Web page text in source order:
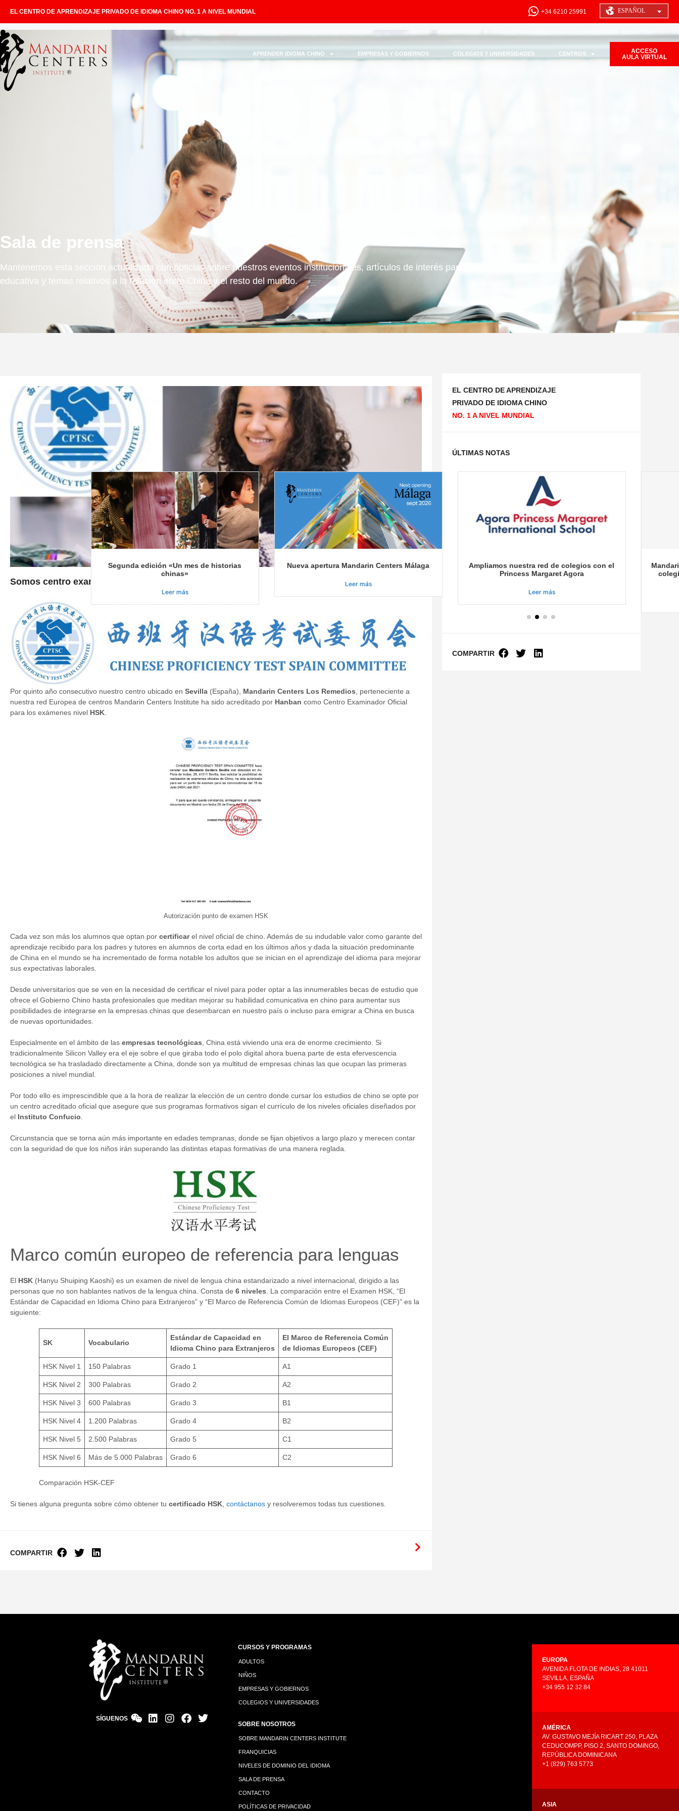
EL CENTRO DE APRENDIZAJE PRIVADO DE IDIOMA CHINO NO. 1 A NIVEL MUNDIAL +34 6210 25991 ESPAÑOL
APRENDER IDIOMA CHINO EMPRESAS Y GOBIERNOS COLEGIOS Y UNIVERSIDADES CENTROS
ACCESO
AULA VIRTUAL
Sala de prensa
Mantenemos esta sección actualizada con noticias sobre nuestros eventos institucionales, artículos de interés para nuestra comunidad
educativa y temas relativos a la relación entre China y el resto del mundo.
Somos centro examinador oficial HSK 2021
Por quinto año consecutivo nuestro centro ubicado en Sevilla (España), Mandarin Centers Los Remedios , perteneciente a
nuestra red Europea de centros Mandarin Centers Institute ha sido acreditado por Hanban como Centro Examinador Oficial
para los exámenes nivel HSK
Autorización punto de examen HSK
Cada vez son más los alumnos que optan por certificarel nivel oficial de chino. Además de su indudable valor como garante del
aprendizaje recibido para los padres y tutores en alumnos de corta edad en los últimos años y dada la situación predominante
de China en el mundo se ha incrementado de forma notable los adultos que se inician en el aprendizaje del idioma para mejorar
sus expectativas laborales.
Desde universitarios que se ven en la necesidad de certificar el nivel para poder optar a las innumerables becas de estudio que
ofrece el Gobierno Chino hasta profesionales que meditan mejorar su habilidad comunicativa en chino para aumentar sus
posibilidades de integrarse en la empresas chinas que desembarcan en nuestro país o incluso para emigrar a China en busca
de nuevas oportunidades.
Especialmente en el ámbito de las empresas tecnológicas , China está viviendo una era de enorme crecimiento. Si
tradicionalmente Silicon Valley era el eje sobre el que giraba todo el polo digital ahora buena parte de esta efervescencia
tecnológica se ha trasladado directamente a China, donde son ya multitud de empresas chinas las que ocupan las primeras
posiciones a nivel mundial.
Por todo ello es imprescindible que a la hora de realizar la elección de un centro donde cursar los estudios de chino se opte por
un centro acreditado oficial que asegure que sus programas formativos sigan el currículo de los niveles oficiales diseñados por
el Instituto Confucio
Circunstancia que se torna aún más importante en edades tempranas, donde se fijan objetivos a largo plazo y merecen contar
con la seguridad de que los niños irán superando las distintas etapas formativas de una manera reglada.
Marco común europeo de referencia para lenguas
El HSK (Hanyu Shuiping Kaoshi) es un examen de nivel de lengua china estandarizado a nivel internacional, dirigido a las
personas que no son hablantes nativos de la lengua china. Consta de 6 niveles . La comparación entre el Examen HSK, “El
Estándar de Capacidad en Idioma Chino para Extranjeros” y “El Marco de Referencia Común de Idiomas Europeos (CEF)” es la
siguiente:
SK Vocabulario
Estándar de Capacidad en
Idioma Chino para Extranjeros
El Marco de Referencia Común
de Idiomas Europeos (CEF)
HSK Nivel 1 150 Palabras Grado 1 A1
HSK Nivel 2 300 Palabras Grado 2 A2
HSK Nivel 3 600 Palabras Grado 3 B1
HSK Nivel 4 1.200 Palabras Grado 4 B2
HSK Nivel 5 2.500 Palabras Grado 5 C1
HSK Nivel 6 Más de 5.000 Palabras Grado 6 C2
Comparación HSK-CEF
Si tienes alguna pregunta sobre cómo obtener tu certificado HSK contáctanos y resolveremos todas tus cuestiones.
COMPARTIR
EL CENTRO DE APRENDIZAJE
PRIVADO DE IDIOMA CHINO
NO. 1 A NIVEL MUNDIAL
ÚLTIMAS NOTAS
Segunda edición «Un mes de historias
chinas»
Leer más
Nueva apertura Mandarin Centers Málaga
Leer más
Ampliamos nuestra red de colegios con el
Princess Margaret Agora
Leer más
COMPARTIR
SÍGUENOS
CURSOS Y PROGRAMAS
ADULTOS
NIÑOS
EMPRESAS Y GOBIERNOS
COLEGIOS Y UNIVERSIDADES
SOBRE NOSOTROS
SOBRE MANDARIN CENTERS INSTITUTE
FRANQUICIAS
NIVELES DE DOMINIO DEL IDIOMA
SALA DE PRENSA
CONTACTO
POLÍTICAS DE PRIVACIDAD
EUROPA
AVENIDA FLOTA DE INDIAS, 28 41011
SEVILLA, ESPAÑA
+34 955 12 32 84
AMÉRICA
AV. GUSTAVO MEJÍA RICART 250, PLAZA
CEDUCOMPP, PISO 2, SANTO DOMINGO,
REPÚBLICA DOMINICANA
+1 (829) 763 5773
ASIA